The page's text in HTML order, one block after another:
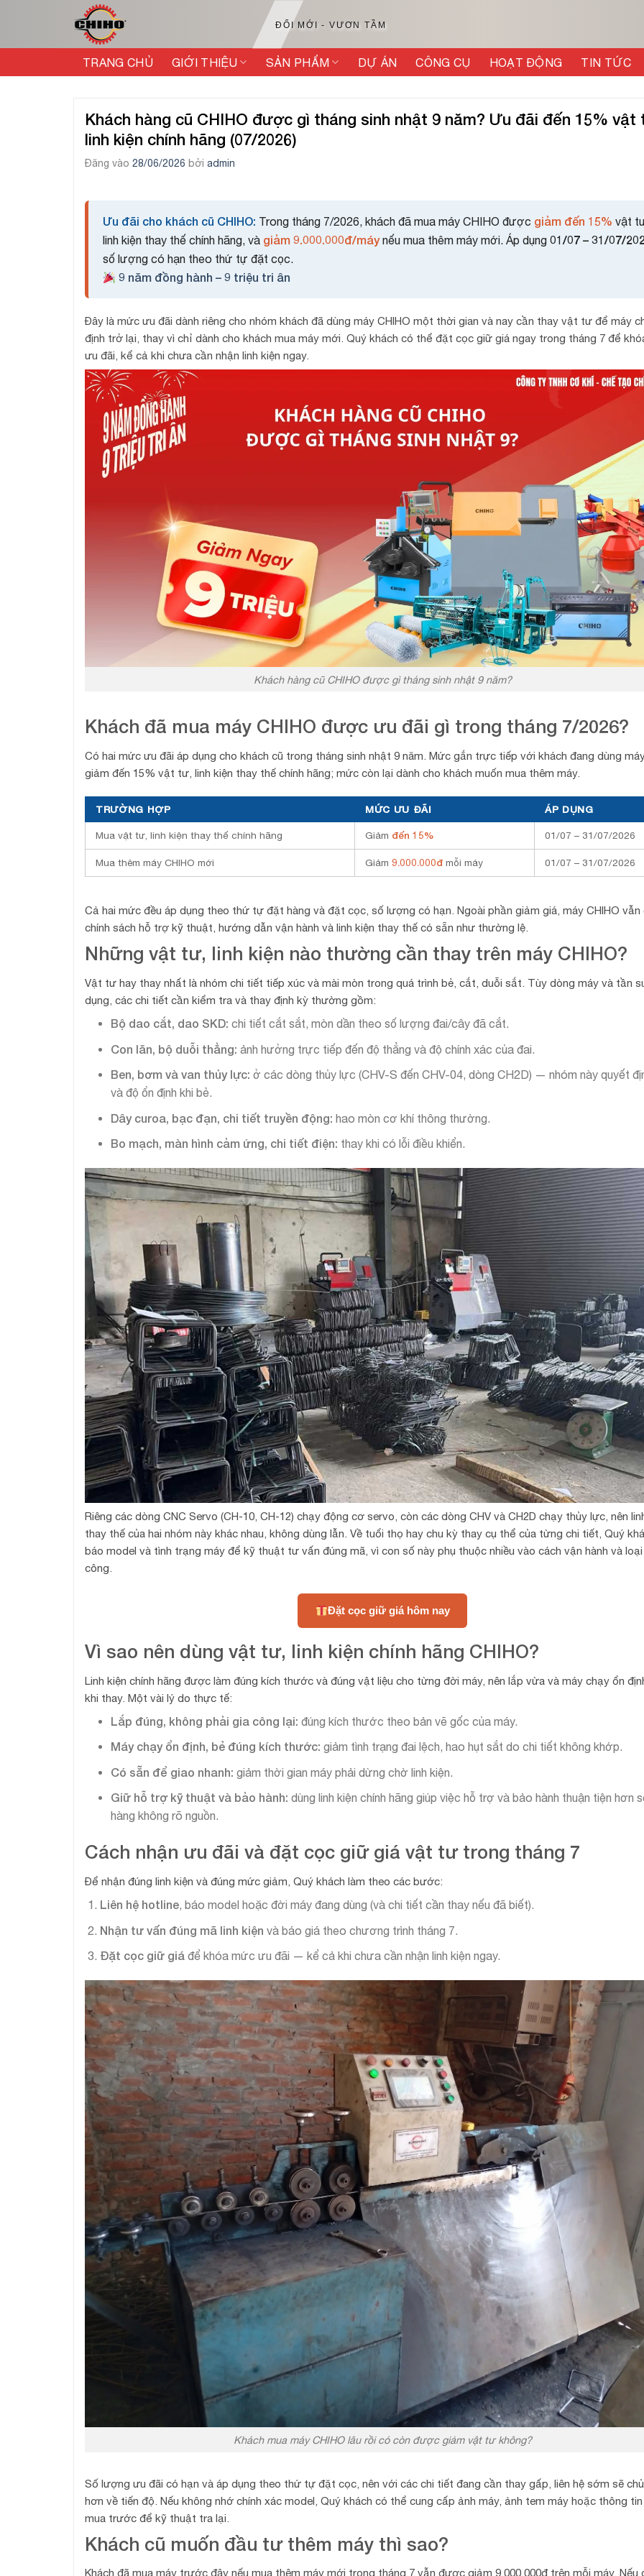
ĐỔI MỚI - VƯƠN TẦM
TRANG CHỦ GIỚI THIỆU SẢN PHẨM DỰ ÁN CÔNG CỤ HOẠT ĐỘNG TIN TỨC
Khách hàng cũ CHIHO được gì tháng sinh nhật 9 năm? Ưu đãi đến 15% vật
linh kiện chính hãng (07/2026)
Đăng vào 28/06/2026 bởi admin
Ưu đãi cho khách cũ CHIHO: Trong tháng 7/2026, khách đã mua máy CHIHO được giảm đến 15% vật
linh kiện thay thế chính hãng, và giảm 9.000.000đ/máynếu mua thêm máy mới. Áp dụng 01/07 – 31/07/
số lượng có hạn theo thứ tự đặt cọc.
9 năm đồng hành – 9 triệu tri ân
Đây là mức ưu đãi dành riêng cho nhóm khách đã dùng máy CHIHO một thời gian và nay cần thay vật tư để máy
định trở lại, thay vì chỉ dành cho khách mua máy mới. Quý khách có thể đặt cọc giữ giá ngay trong tháng 7 để
ưu đãi, kể cả khi chưa cần nhận linh kiện ngay.
Khách hàng cũ CHIHO được gì tháng sinh nhật 9 năm?
Khách đã mua máy CHIHO được ưu đãi gì trong tháng 7/2026?
Có hai mức ưu đãi áp dụng cho khách cũ trong tháng sinh nhật 9 năm. Mức gắn trực tiếp với khách đang dùng
giảm đến 15% vật tư, linh kiện thay thế chính hãng; mức còn lại dành cho khách muốn mua thêm máy.
TRƯỜNG HỢP MỨC ƯU ĐÃI ÁP DỤNG
Mua vật tư, linh kiện thay thế chính hãng Giảm đến 15% 01/07 – 31/07/2026
Mua thêm máy CHIHO mới Giảm 9.000.000đ mỗi máy 01/07 – 31/07/2026
Cả hai mức đều áp dụng theo thứ tự đặt hàng và đặt cọc, số lượng có hạn. Ngoài phần giảm giá, máy CHIHO vẫn
chính sách hỗ trợ kỹ thuật, hướng dẫn vận hành và linh kiện thay thế có sẵn như thường lệ.
Những vật tư, linh kiện nào thường cần thay trên máy CHIHO?
Vật tư hay thay nhất là nhóm chi tiết tiếp xúc và mài mòn trong quá trình bẻ, cắt, duỗi sắt. Tùy dòng máy và tần
dụng, các chi tiết cần kiểm tra và thay định kỳ thường gồm:
Bộ dao cắt, dao SKD: chi tiết cắt sắt, mòn dần theo số lượng đai/cây đã cắt.
Con lăn, bộ duỗi thẳng: ảnh hưởng trực tiếp đến độ thẳng và độ chính xác của đai.
Ben, bơm và van thủy lực: ở các dòng thủy lực (CHV-S đến CHV-04, dòng CH2D) — nhóm này quyết
và độ ổn định khi bẻ.
Dây curoa, bạc đạn, chi tiết truyền động: hao mòn cơ khí thông thường.
Bo mạch, màn hình cảm ứng, chi tiết điện: thay khi có lỗi điều khiển.
Riêng các dòng CNC Servo (CH-10, CH-12) chạy động cơ servo, còn các dòng CHV và CH2D chạy thủy lực, nên
thay thế của hai nhóm này khác nhau, không dùng lẫn. Về tuổi thọ hay chu kỳ thay cụ thể của từng chi tiết, Quý
báo model và tình trạng máy để kỹ thuật tư vấn đúng mã, vì con số này phụ thuộc nhiều vào cách vận hành và
công.
Đặt cọc giữ giá hôm nay
Vì sao nên dùng vật tư, linh kiện chính hãng CHIHO?
Linh kiện chính hãng được làm đúng kích thước và đúng vật liệu cho từng đời máy, nên lắp vừa và máy chạy ổn
khi thay. Một vài lý do thực tế:
Lắp đúng, không phải gia công lại: đúng kích thước theo bản vẽ gốc của máy.
Máy chạy ổn định, bẻ đúng kích thước: giảm tình trạng đai lệch, hao hụt sắt do chi tiết không khớp.
Có sẵn để giao nhanh: giảm thời gian máy phải dừng chờ linh kiện.
Giữ hỗ trợ kỹ thuật và bảo hành: dùng linh kiện chính hãng giúp việc hỗ trợ và bảo hành thuận tiện hơn
hàng không rõ nguồn.
Cách nhận ưu đãi và đặt cọc giữ giá vật tư trong tháng 7
Để nhận đúng linh kiện và đúng mức giảm, Quý khách làm theo các bước:
Liên hệ hotline, báo model hoặc đời máy đang dùng (và chi tiết cần thay nếu đã biết).
Nhận tư vấn đúng mã linh kiện và báo giá theo chương trình tháng 7.
Đặt cọc giữ giáđể khóa mức ưu đãi — kể cả khi chưa cần nhận linh kiện ngay.
Khách mua máy CHIHO lâu rồi có còn được giảm vật tư không?
Số lượng ưu đãi có hạn và áp dụng theo thứ tự đặt cọc, nên với các chi tiết đang cần thay gấp, liên hệ sớm sẽ
hơn về tiến độ. Nếu không nhớ chính xác model, Quý khách có thể cung cấp ảnh máy, ảnh tem máy hoặc thông tin
mua trước để kỹ thuật tra lại.
Khách cũ muốn đầu tư thêm máy thì sao?
Khách đã mua máy trước đây nếu mua thêm máy mới trong tháng 7 vẫn được giảm 9.000.000đ trên mỗi máy. Nếu